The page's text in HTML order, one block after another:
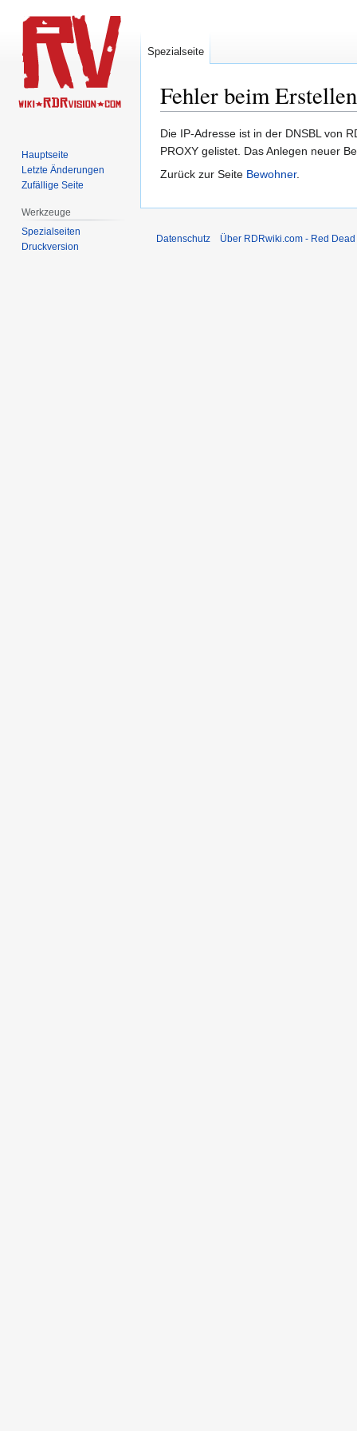
Fehler beim
Zur
Navigation
springen
Zur
Suche
springen
Die IP-Adresse ist in der DNSBL von
PROXY gelistet. Das Anlegen neuer
Zurück zur Seite Bewohner.
Spezialseite
Hauptseite
Letzte Änderungen
Zufällige Seite
Werkzeuge
Spezialseiten
Druckversion
Datenschutz Über RDRwiki.com - Red